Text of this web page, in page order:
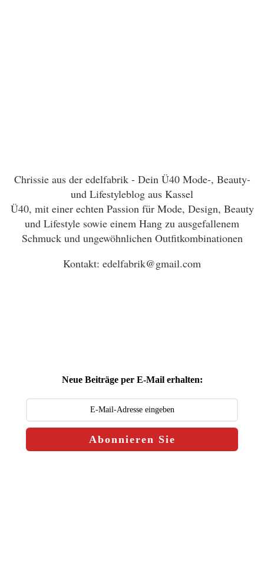
Chrissie aus der edelfabrik - Dein Ü40 Mode-, Beauty-
und Lifestyleblog aus Kassel
Ü40, mit einer echten Passion für Mode, Design, Beauty
und Lifestyle sowie einem Hang zu ausgefallenem
Schmuck und ungewöhnlichen Outfitkombinationen
Kontakt: edelfabrik@gmail.com
Neue Beiträge per E-Mail erhalten:
Abonnieren Sie